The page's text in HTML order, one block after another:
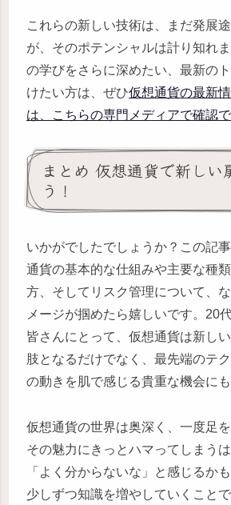
これらの新しい技術は、まだ発展
が、そのポテンシャルは計り知れ
の学びをさらに深めたい、最新の
けたい方は、ぜひ仮想通貨の最新
は、こちらの専門メディアで確認
まとめ 仮想通貨で新しい
う！
いかがでしたでしょうか？この記
通貨の基本的な仕組みや主要な種
方、そしてリスク管理について、
メージが掴めたら嬉しいです。20
皆さんにとって、仮想通貨は新し
肢となるだけでなく、最先端のテ
の動きを肌で感じる貴重な機会にも
仮想通貨の世界は奥深く、一度足を
その魅力にきっとハマってしまう
「よく分からないな」と感じるか
少しずつ知識を増やしていくこと